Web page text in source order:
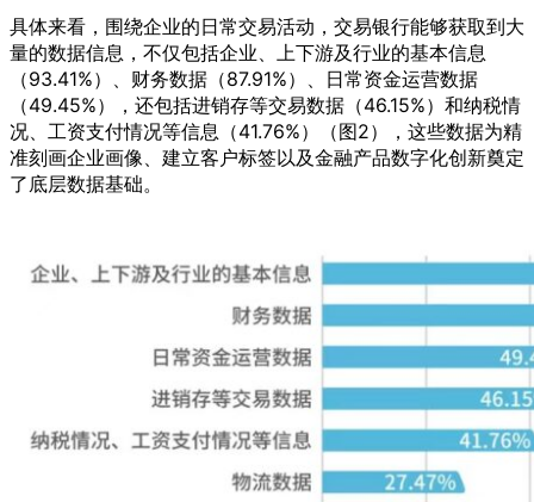
具体来看，围绕企业的日常交易活动，交易银行能够获取到大
量的数据信息，不仅包括企业、上下游及行业的基本信息
（93.41%）、财务数据（87.91%）、日常资金运营数据
（49.45%），还包括进销存等交易数据（46.15%）和纳税情
况、工资支付情况等信息（41.76%）（图2），这些数据为精
准刻画企业画像、建立客户标签以及金融产品数字化创新奠定
了底层数据基础。